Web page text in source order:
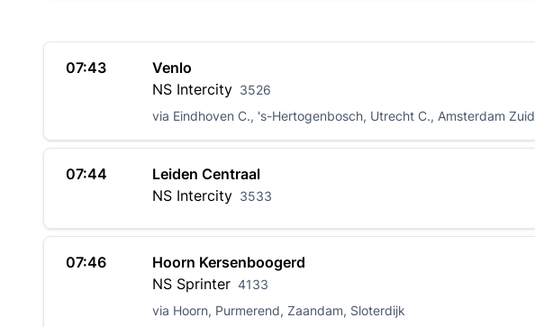
07:43
Venlo
NS Intercity 3526
via Eindhoven C., 's-Hertogenbosch, Utrecht C., Amsterdam Zuid
07:44
Leiden Centraal
NS Intercity 3533
07:46
Hoorn Kersenboogerd
NS Sprinter 4133
via Hoorn, Purmerend, Zaandam, Sloterdijk